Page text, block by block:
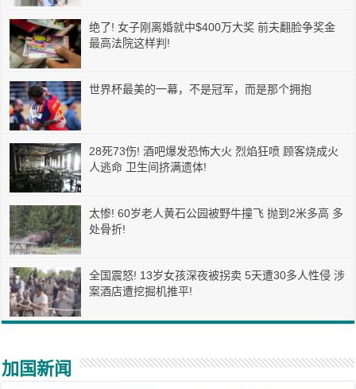
绝了! 女子刚离婚就中$400万大奖 前夫翻脸争奖金
最高法院这样判!
世界杯最美的一幕，不是冠军，而是那个拥抱
28死73伤! 酒吧爆发恐怖大火 烈焰狂喷 顾客烧成火
人逃命 卫生间挤满遗体!
太惨! 60岁老人黄石公园被野牛撞飞 抛到2米多高 多
处骨折!
全国震怒! 13岁女孩深夜被拐卖 5天遭30多人性侵 涉
案酒店遭挖掘机推平!
加国新闻